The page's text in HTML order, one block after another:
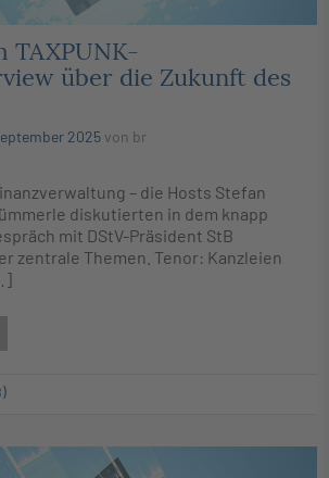
TAXPUNK-
über die Zukunft des
2025von br
– die Hosts Stefan
diskutierten in dem knapp
mit DStV-Präsident StB
zentrale Themen. Tenor: Kanzleien